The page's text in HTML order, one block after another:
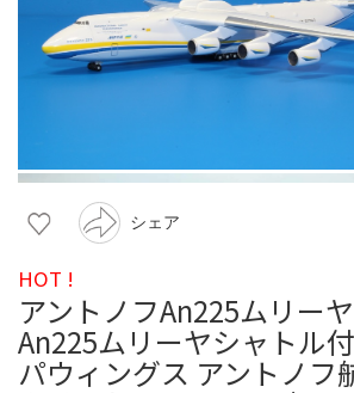
シェア
HOT !
アントノフAn225ムリー
An225ムリーヤシャトル
パウィングス アントノフ